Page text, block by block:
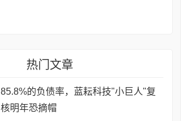
热门文章
85.8%的负债率，蓝耘科技"小巨人"复
核明年恐摘帽